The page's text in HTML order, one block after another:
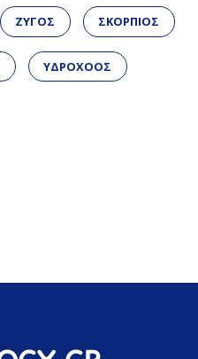
ΖΥΓΟΣ ΣΚΟΡΠΙΟΣ
ΥΔΡΟΧΟΟΣ